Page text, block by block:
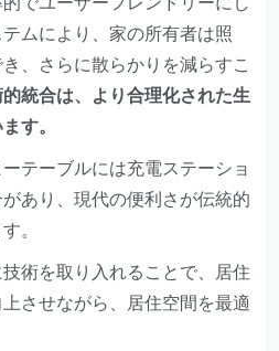
ムにより、家の所有者は照
、さらに散らかりを減らすこ
的統合は、より合理化された生
す。
テーブルには充電ステーショ
あり、現代の便利さが伝統的
。
術を取り入れることで、居住
させながら、居住空間を最適